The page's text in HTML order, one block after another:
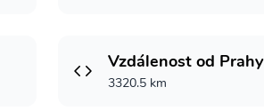
Vzdálenost od Prahy
3320.5 km